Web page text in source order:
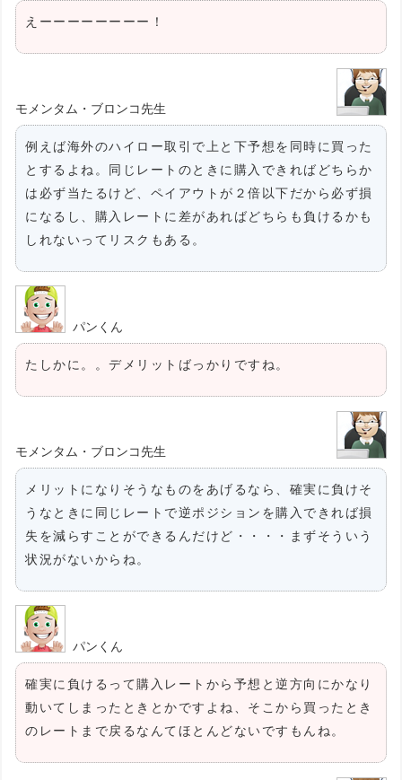
えーーーーーーーー！
モメンタム・ブロンコ先生
例えば海外のハイロー取引で上と下予想を同時に買った
とするよね。同じレートのときに購入できればどちらか
は必ず当たるけど、ペイアウトが２倍以下だから必ず損
になるし、購入レートに差があればどちらも負けるかも
しれないってリスクもある。
パンくん
たしかに。。デメリットばっかりですね。
モメンタム・ブロンコ先生
メリットになりそうなものをあげるなら、確実に負けそ
うなときに同じレートで逆ポジションを購入できれば損
失を減らすことができるんだけど・・・・まずそういう
状況がないからね。
パンくん
確実に負けるって購入レートから予想と逆方向にかなり
動いてしまったときとかですよね、そこから買ったとき
のレートまで戻るなんてほとんどないですもんね。